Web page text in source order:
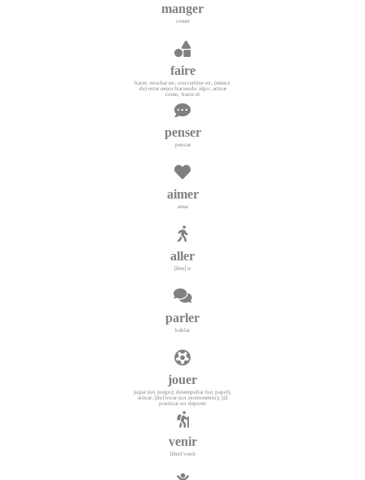
manger
comer
faire
hacer; resultar en; convertirse en; (mieux
de) estar mejor haciendo algo; actuar
como, hacer el
penser
pensar
aimer
amar
aller
[être] ir
parler
hablar
jouer
jugar (un juego); desempeñar (un papel),
actuar; [de] tocar (un instrumento); [à]
practicar un deporte
venir
[être] venir